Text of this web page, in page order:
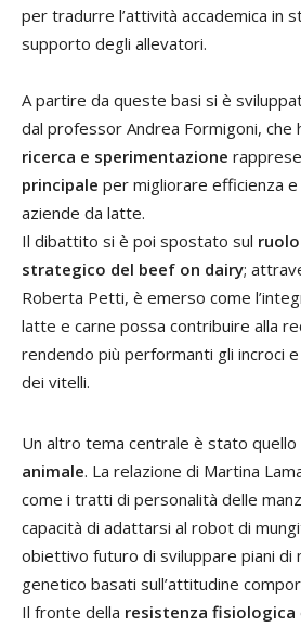
per tradurre l’attività accademica in
supporto degli allevatori.
A partire da queste basi si è
dal professor Andrea Formigoni, che
ricerca e sperimentazione
principale per migliorare efficienza
aziende da latte.
Il dibattito si è poi spostato sul
strategico del beef on dairy;
Roberta Petti, è emerso come
latte e carne possa contribuire alla
rendendo più performanti gli incroci
dei vitelli.
Un altro tema centrale è stato quello
animale. La relazione di Martina
come i tratti di personalità delle
capacità di adattarsi al robot di
obiettivo futuro di sviluppare piani di
genetico basati sull’attitudine
Il fronte della resistenza fisiologica